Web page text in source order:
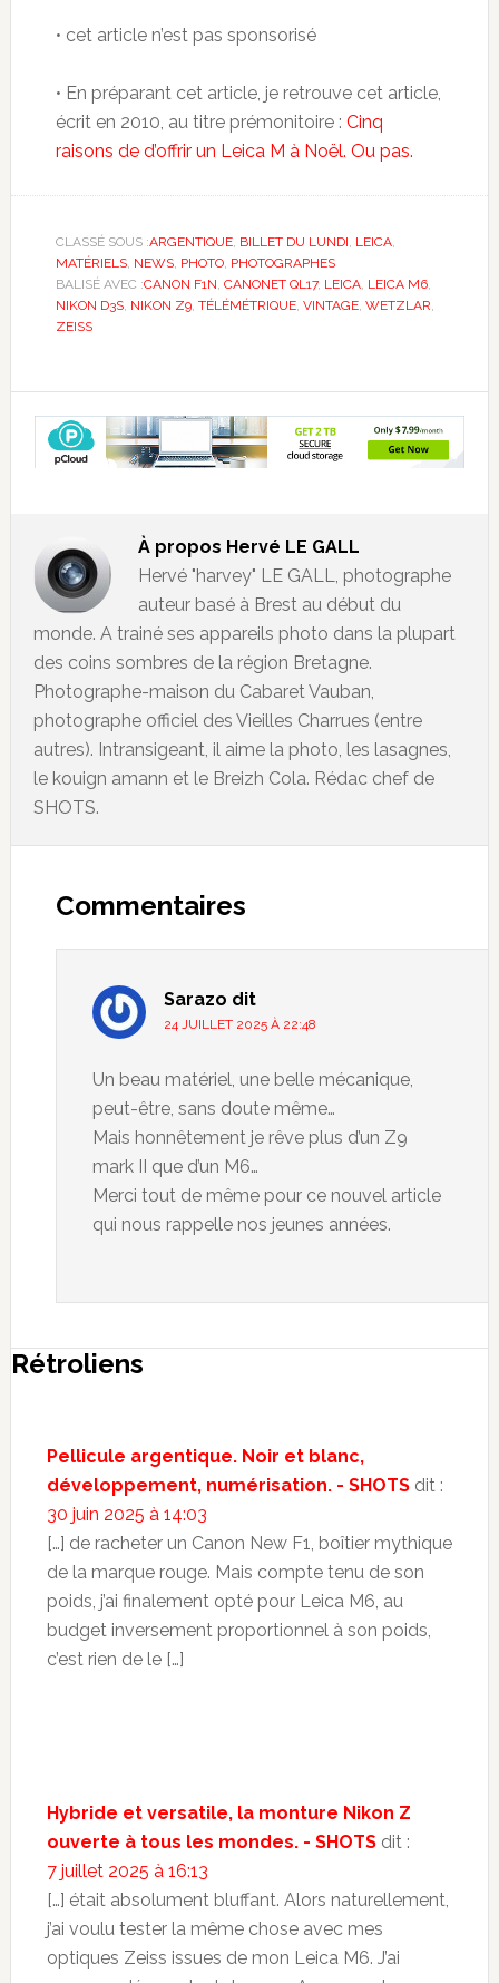
• cet article n’est pas sponsorisé
• En préparant cet article, je retrouve cet article,
écrit en 2010, au titre prémonitoire : Cinq
raisons de d’offrir un Leica M à Noël. Ou pas.
CLASSÉ SOUS :ARGENTIQUE, BILLET DU LUNDI, LEICA,
MATÉRIELS, NEWS, PHOTO, PHOTOGRAPHES
BALISÉ AVEC :CANON F1N, CANONET QL17, LEICA, LEICA M6,
NIKON D3S, NIKON Z9, TÉLÉMÉTRIQUE, VINTAGE, WETZLAR,
ZEISS
À propos Hervé LE GALL
Hervé "harvey" LE GALL, photographe
auteur basé à Brest au début du
monde. A trainé ses appareils photo dans la plupart
des coins sombres de la région Bretagne.
Photographe-maison du Cabaret Vauban,
photographe officiel des Vieilles Charrues (entre
autres). Intransigeant, il aime la photo, les lasagnes,
le kouign amann et le Breizh Cola. Rédac chef de
SHOTS.
Commentaires
Sarazo dit
24 JUILLET 2025 À 22:48
Un beau matériel, une belle mécanique,
peut-être, sans doute même…
Mais honnêtement je rêve plus d’un Z9
mark II que d’un M6…
Merci tout de même pour ce nouvel article
qui nous rappelle nos jeunes années.
Rétroliens
Pellicule argentique. Noir et blanc,
développement, numérisation. - SHOTS dit :
30 juin 2025 à 14:03
[…] de racheter un Canon New F1, boîtier mythique
de la marque rouge. Mais compte tenu de son
poids, j’ai finalement opté pour Leica M6, au
budget inversement proportionnel à son poids,
c’est rien de le […]
Hybride et versatile, la monture Nikon Z
ouverte à tous les mondes. - SHOTS dit :
7 juillet 2025 à 16:13
[…] était absolument bluffant. Alors naturellement,
j’ai voulu tester la même chose avec mes
optiques Zeiss issues de mon Leica M6. J’ai